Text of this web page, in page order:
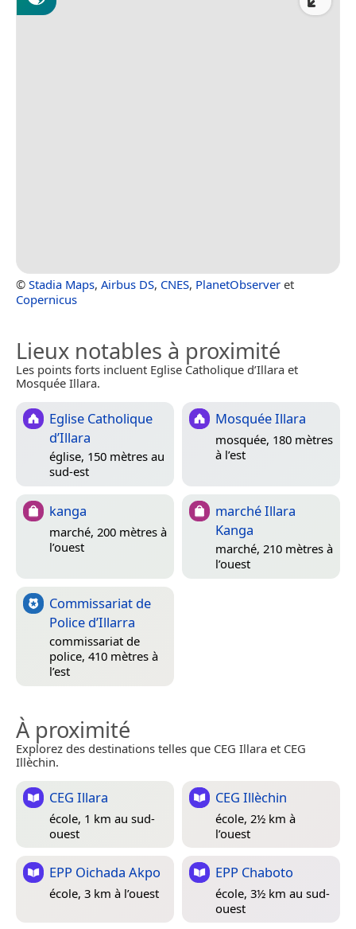
© Stadia Maps, Airbus DS, CNES, PlanetObserver et
Copernicus
Lieux notables à proximité
Les points forts incluent Eglise Catholique d’Illara et
Mosquée Illara.
Eglise Catholique
d’Illara
église, 150 mètres au
sud-est
Mosquée Illara
mosquée, 180 mètres
à l’est
kanga
marché, 200 mètres à
l’ouest
marché Illara
Kanga
marché, 210 mètres à
l’ouest
Commissariat de
Police d’Illarra
commissariat de
police, 410 mètres à
l’est
À proximité
Explorez des destinations telles que CEG Illara et CEG
Illèchin.
CEG Illara
école, 1 km au sud-
ouest
CEG Illèchin
école, 2½ km à
l’ouest
EPP Oichada Akpo
école, 3 km à l’ouest
EPP Chaboto
école, 3½ km au sud-
ouest